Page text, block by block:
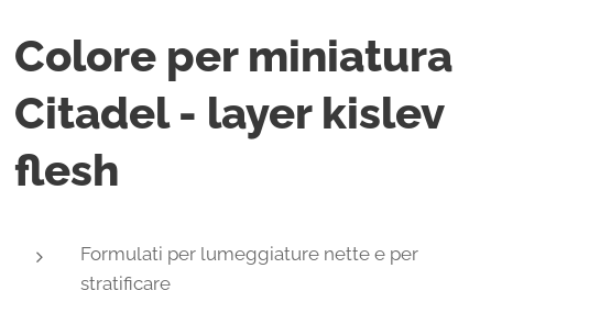
Colore per miniatura
Citadel - layer kislev
flesh
Formulati per lumeggiature nette e per
stratificare